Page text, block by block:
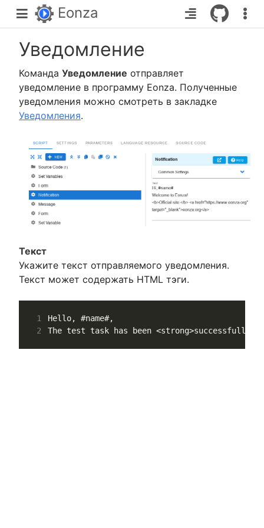
Eonza
Уведомление
Команда Уведомление отправляет
уведомление в программу Eonza. Полученные
уведомления можно смотреть в закладке
Уведомления.
Текст
Укажите текст отправляемого уведомления.
Текст может содержать HTML тэги.
1
2